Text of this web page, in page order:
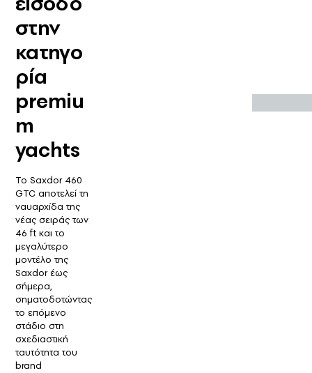
στην
κατηγο
ρία
premiu
m
yachts
Το Saxdor 460
GTC αποτελεί τη
ναυαρχίδα της
νέας σειράς των
46 ft και το
μεγαλύτερο
μοντέλο της
Saxdor έως
σήμερα,
σηματοδοτώντας
το επόμενο
στάδιο στη
σχεδιαστική
ταυτότητα του
brand